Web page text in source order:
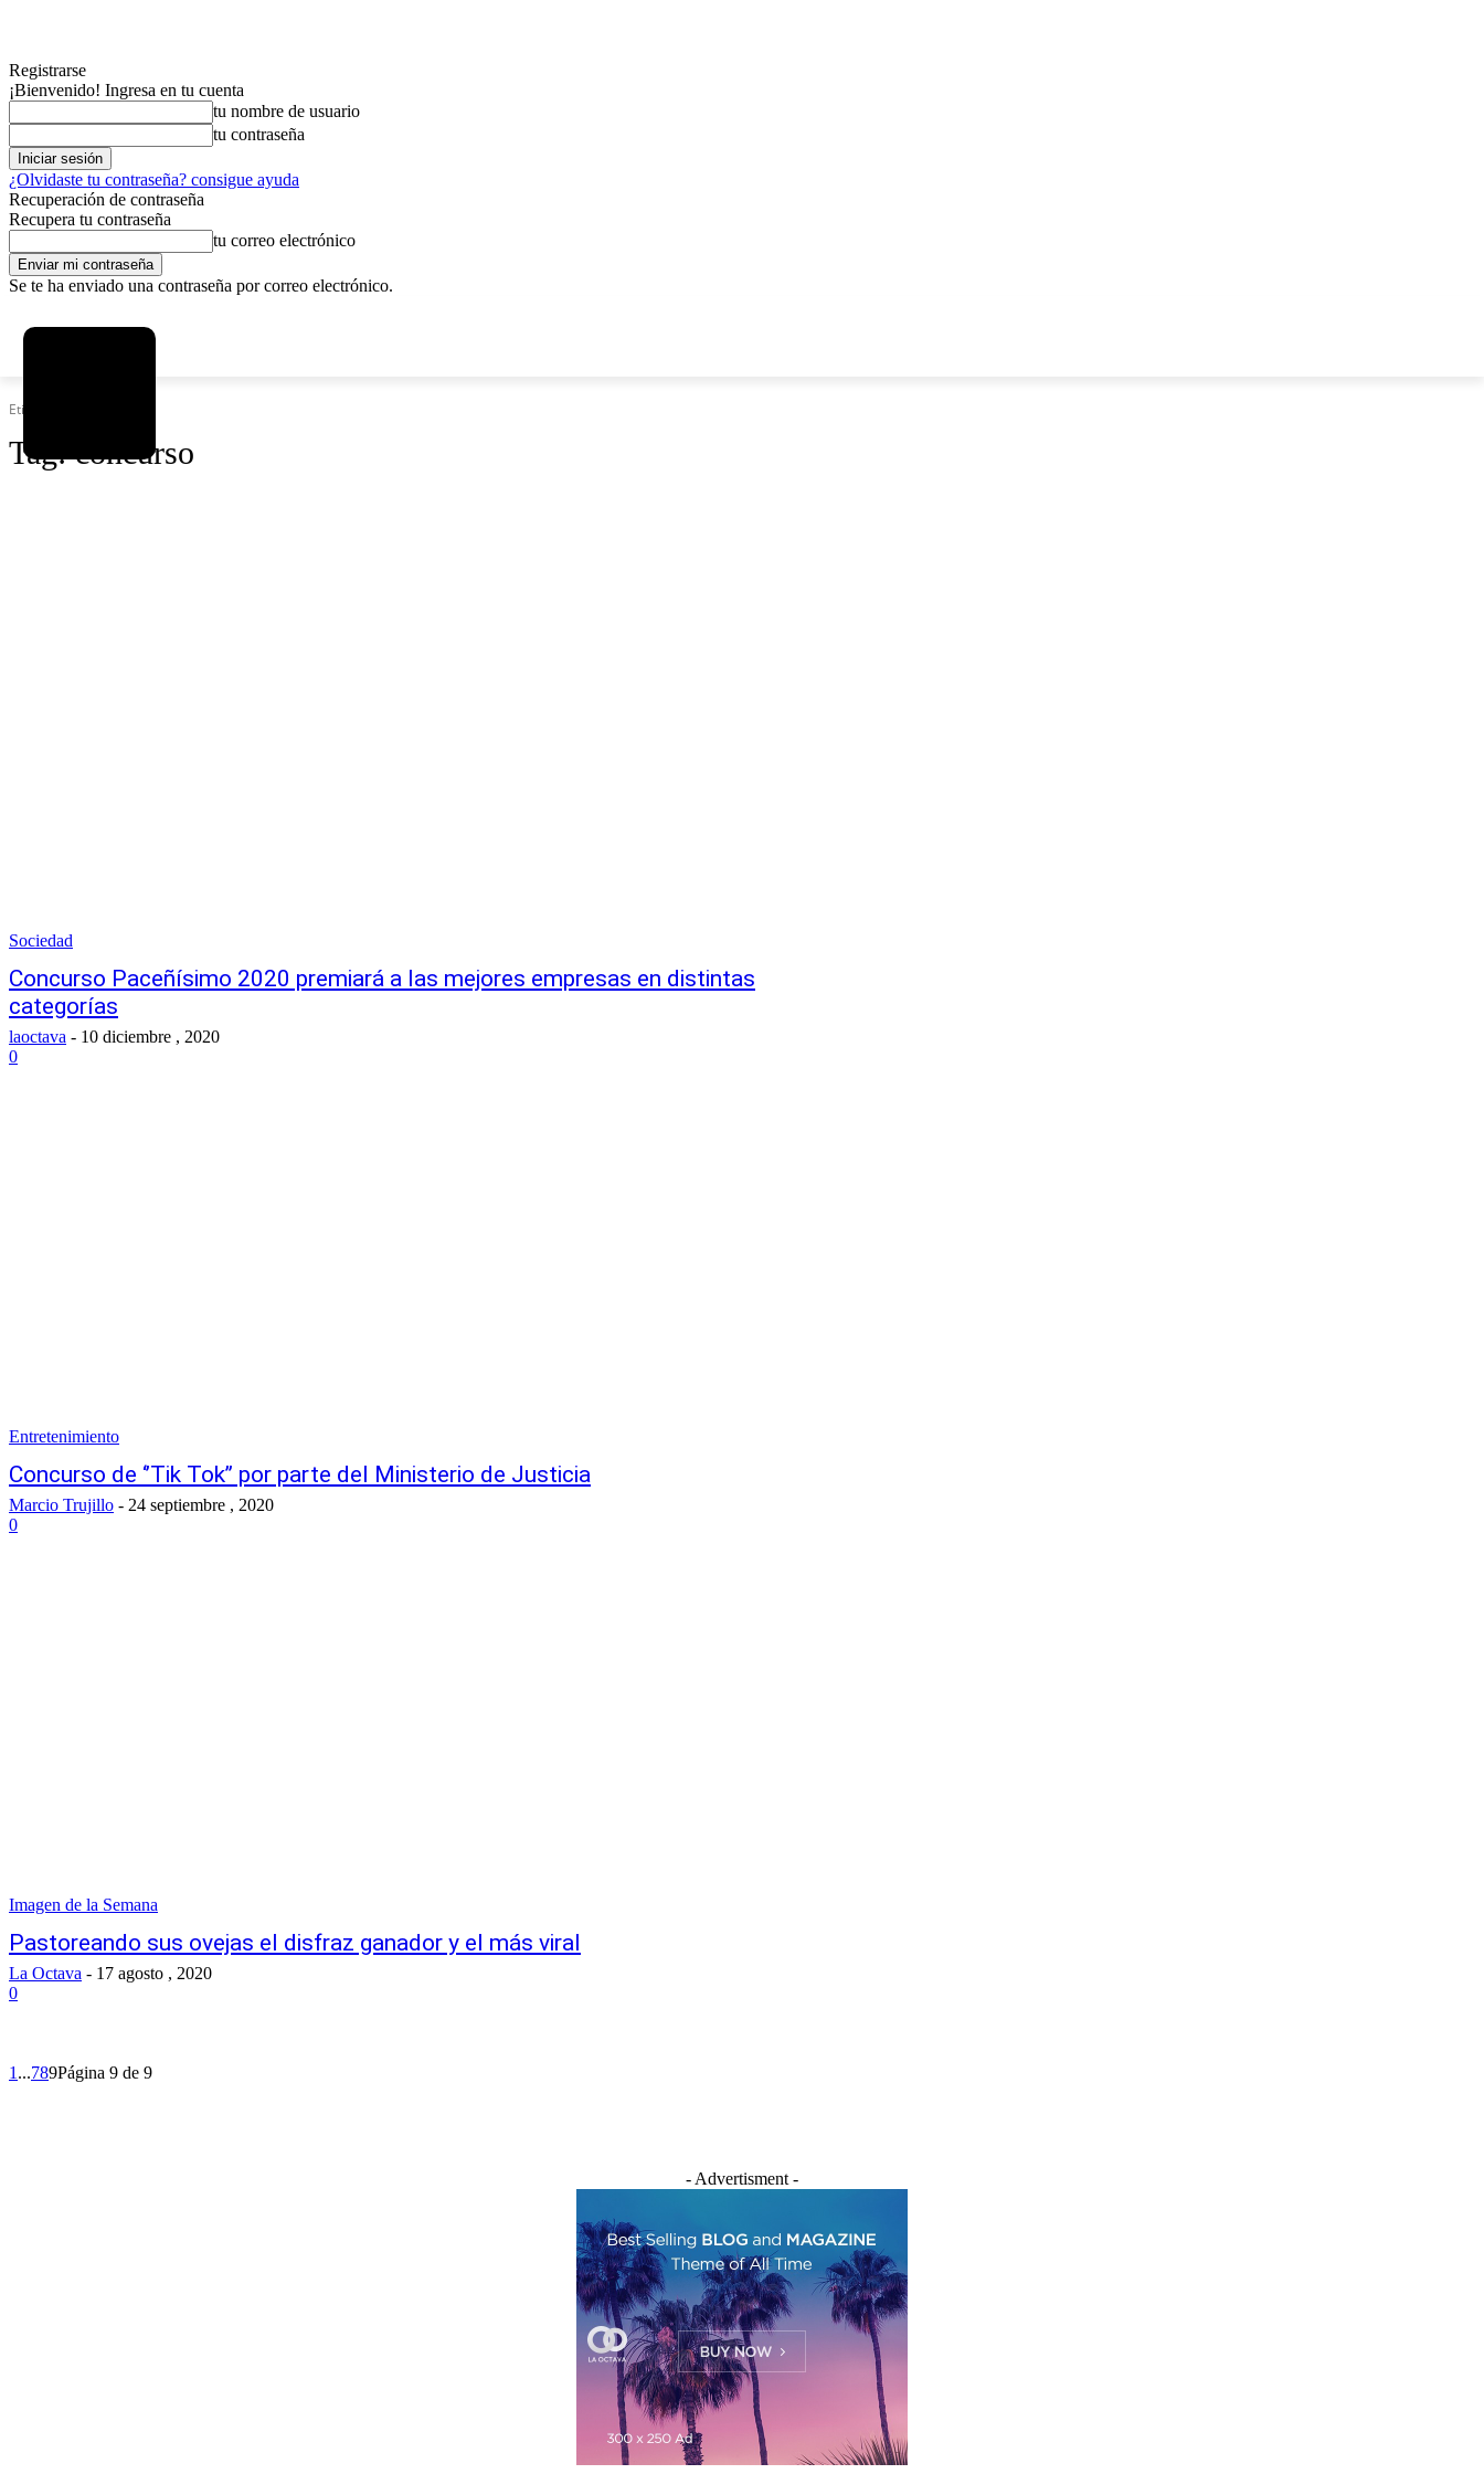
Registrarse
¡Bienvenido! Ingresa en tu cuenta
tu nombre de usuario
tu contraseña
¿Olvidaste tu contraseña? consigue ayuda
Recuperación de contraseña
Recupera tu contraseña
tu correo electrónico
Se te ha enviado una contraseña por correo electrónico.
Etiquetas
Tag:concurso
Sociedad
Concurso Paceñísimo 2020 premiará a las mejores empresas en distintas
categorías
laoctava - 10 diciembre , 2020
0
Entretenimiento
Concurso de ‘’Tik Tok’’ por parte del Ministerio de Justicia
Marcio Trujillo - 24 septiembre , 2020
0
Imagen de la Semana
Pastoreando sus ovejas el disfraz ganador y el más viral
La Octava - 17 agosto , 2020
0
1 ...789Página 9 de 9
- Advertisment -